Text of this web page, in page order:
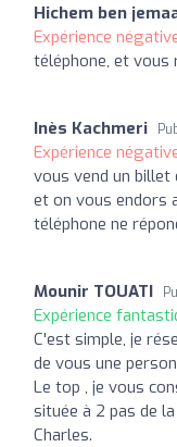
Hichem ben
Expérience
téléphone, et vous
Inès Kachmeri
Expérience
vous vend un billet
et on vous endors
téléphone ne
Mounir TOUATI
Expérience
C'est simple, je
de vous une
Le top , je vous
située à 2 pas de
Charles.